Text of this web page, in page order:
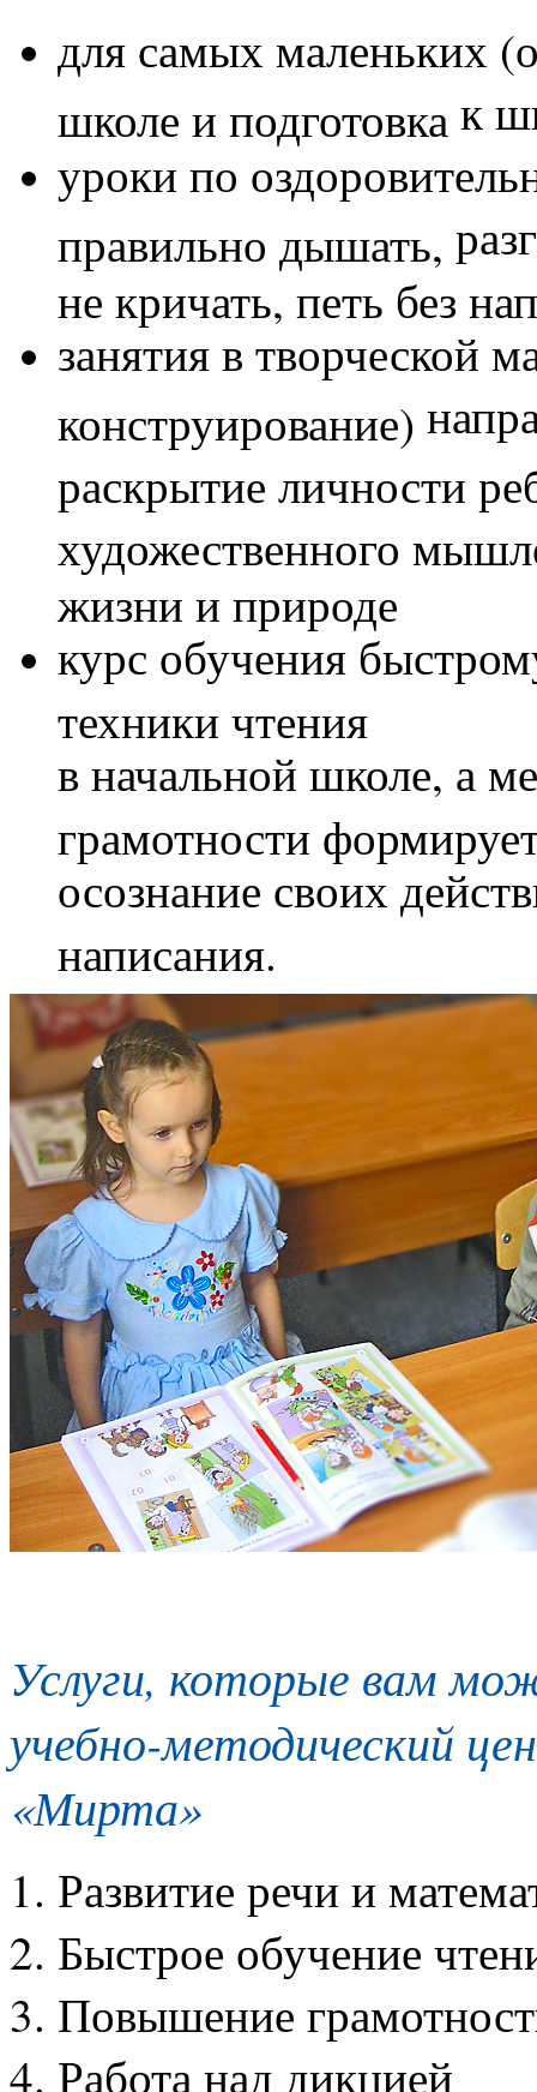
для самых маленьких
школе и подготовка к
уроки по
правильно дышать,
не кричать, петь без
занятия в творческой
конструирование)
раскрытие личности
художественного
жизни и природе
курс обучения
техники чтения
в начальной школе, а
грамотности
осознание своих
написания.
Услуги, которые вам
учебно-методический
«Мирта»
1. Развитие речи и
2. Быстрое обучение
3. Повышение
4. Работа над дикцией